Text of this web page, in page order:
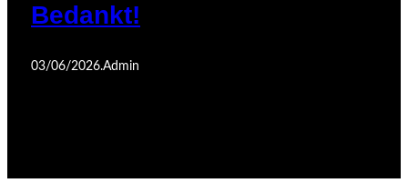
Bedankt!
03/06/2026.Admin